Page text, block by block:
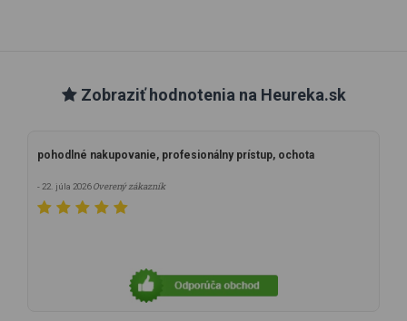
Zobraziť hodnotenia na Heureka.sk
pohodlné nakupovanie, profesionálny prístup, ochota
- 22. júla 2026Overený zákazník